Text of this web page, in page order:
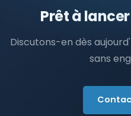
Prêt à
Discutons-en dès
sans